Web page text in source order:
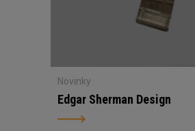
Novinky
Edgar Sherman Design